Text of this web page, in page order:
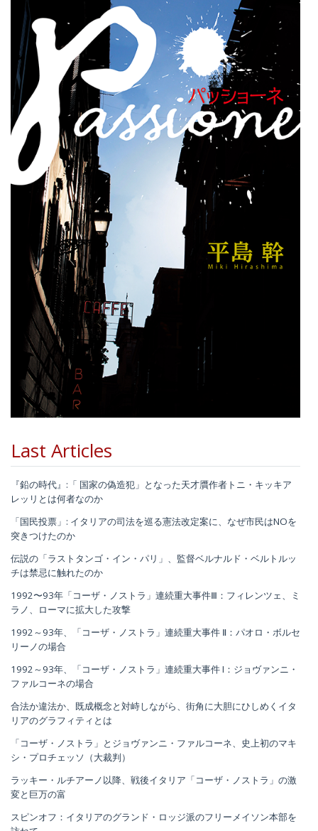
Last Articles
『鉛の時代』:「 国家の偽造犯」となった天才贋作者トニ・キッキア
レッリとは何者なのか
「国民投票」: イタリアの司法を巡る憲法改定案に、なぜ市民はNOを
突きつけたのか
伝説の「ラストタンゴ・イン・パリ」、監督ベルナルド・ベルトルッ
チは禁忌に触れたのか
1992〜93年「コーザ・ノストラ」連続重大事件Ⅲ：フィレンツェ、ミ
ラノ、ローマに拡大した攻撃
1992～93年、「コーザ・ノストラ」連続重大事件 Ⅱ：パオロ・ボルセ
リーノの場合
1992～93年、「コーザ・ノストラ」連続重大事件 I：ジョヴァンニ・
ファルコーネの場合
合法か違法か、既成概念と対峙しながら、街角に大胆にひしめくイタ
リアのグラフィティとは
「コーザ・ノストラ」とジョヴァンニ・ファルコーネ、史上初のマキ
シ・プロチェッソ（大裁判）
ラッキー・ルチアーノ以降、戦後イタリア「コーザ・ノストラ」の激
変と巨万の富
スピンオフ：イタリアのグランド・ロッジ派のフリーメイソン本部を